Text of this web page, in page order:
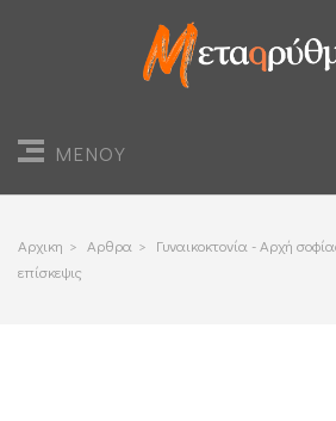
ΜΕΝΟΥ
Αρχικη > Αρθρα > Γυναικοκτονία - Αρχή
επίσκεψις